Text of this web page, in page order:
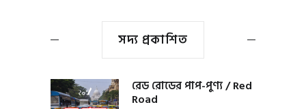
সদ্য প্রকাশিত
রেড রোডের পাপ-পুণ্য / Red
Road